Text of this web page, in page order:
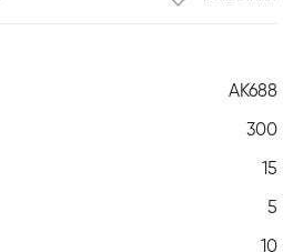
AK688
300
15
5
10